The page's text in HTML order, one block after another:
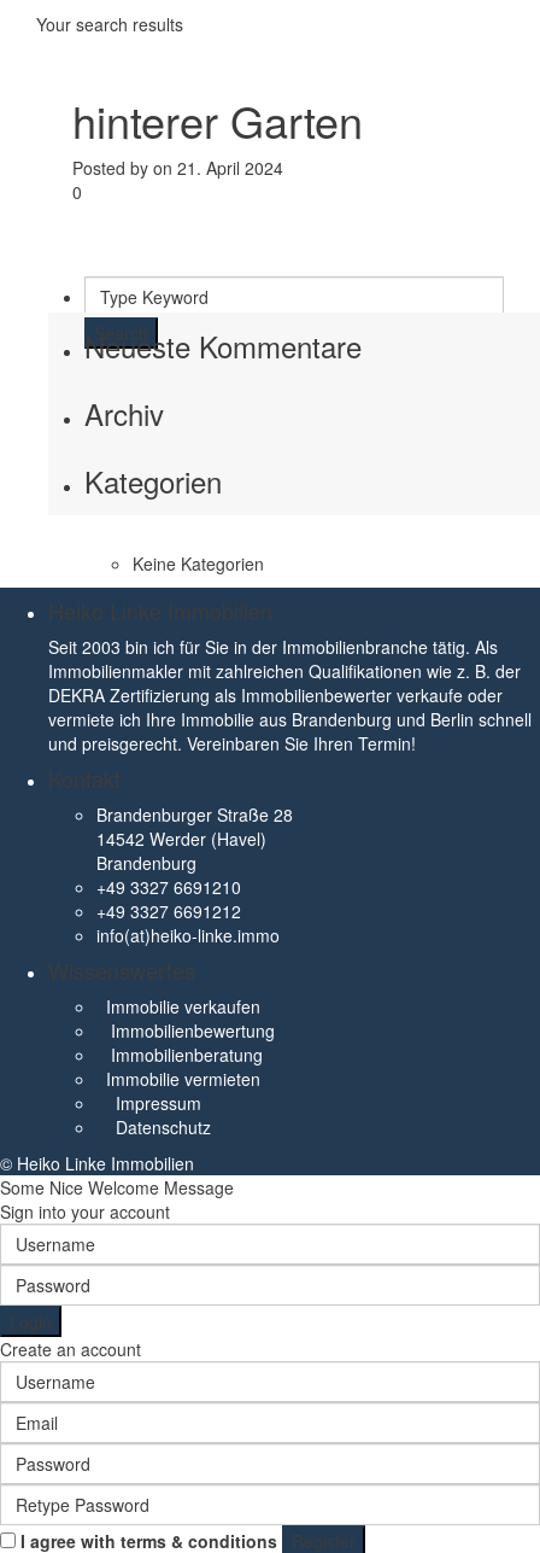
Your search results
hinterer Garten
Posted by on 21. April 2024
0
Search
Neueste Kommentare
Archiv
Kategorien
Keine Kategorien
Heiko Linke Immobilien
Seit 2003 bin ich für Sie in der Immobilienbranche tätig. Als
Immobilienmakler mit zahlreichen Qualifikationen wie z. B. der
DEKRA Zertifizierung als Immobilienbewerter verkaufe oder
vermiete ich Ihre Immobilie aus Brandenburg und Berlin schnell
und preisgerecht. Vereinbaren Sie Ihren Termin!
Kontakt
Brandenburger Straße 28
14542 Werder (Havel)
Brandenburg
+49 3327 6691210
+49 3327 6691212
info(at)heiko-linke.immo
Wissenswertes
Immobilie verkaufen
Immobilienbewertung
Immobilienberatung
Immobilie vermieten
Impressum
Datenschutz
© Heiko Linke Immobilien
Some Nice Welcome Message
Sign into your account
Login
Create an account
I agree with terms & conditions Register